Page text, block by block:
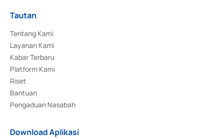
Tautan
Tentang Kami
Layanan Kami
Kabar Terbaru
Platform Kami
Riset
Bantuan
Pengaduan Nasabah
Download Aplikasi